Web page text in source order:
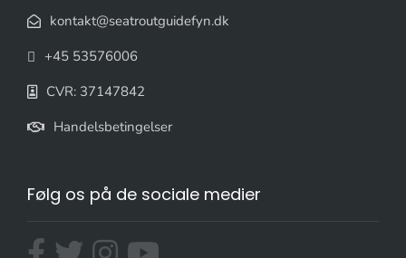
kontakt@seatroutguidefyn.dk
+45 53576006
CVR: 37147842
Handelsbetingelser
Følg os på de sociale medier